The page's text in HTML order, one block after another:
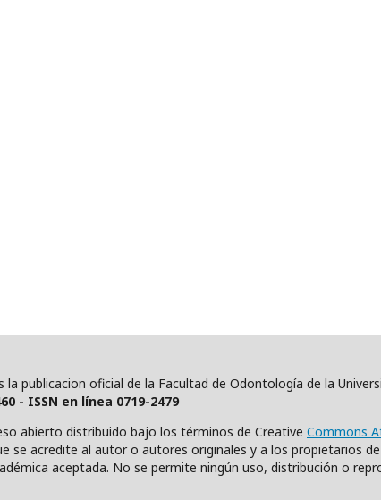
la publicacion oficial de la Facultad de Odontología de la
- ISSN en línea 0719-2479
abierto distribuido bajo los términos de Creative Commons
se acredite al autor o autores originales y a los propietarios
aceptada. No se permite ningún uso, distribución o